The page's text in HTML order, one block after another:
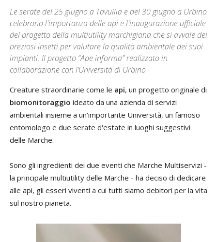
Le serate del 25 giugno a Tavullia e del 30 giugno a Urbino
celebrano l'importanza delle api e l'inaugurazione ufficiale
del progetto della multiutility marchigiana che si avvale dei
preziosi insetti per valutare la qualità ambientale dei suoi
impianti. Il progetto “Ape informa” realizzato in
collaborazione con l’Università di Urbino
Creature straordinarie come le api, un progetto originale di
biomonitoraggio ideato da una azienda di servizi
ambientali insieme a un'importante Università, un famoso
entomologo e due serate d'estate in luoghi suggestivi
delle Marche.
Sono gli ingredienti dei due eventi che Marche Multiservizi -
la principale multiutility delle Marche - ha deciso di dedicare
alle api, gli esseri viventi a cui tutti siamo debitori per la vita
sul nostro pianeta.